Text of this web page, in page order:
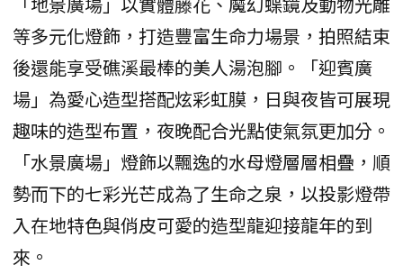
等多元化燈飾，打造豐富生命力場景，拍照結束
後還能享受礁溪最棒的美人湯泡腳。「迎賓廣
場」為愛心造型搭配炫彩虹膜，日與夜皆可展現
趣味的造型布置，夜晚配合光點使氣氛更加分。
「水景廣場」燈飾以飄逸的水母燈層層相疊，順
勢而下的七彩光芒成為了生命之泉，以投影燈帶
入在地特色與俏皮可愛的造型龍迎接龍年的到
來。